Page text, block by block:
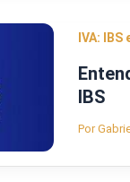
IVA: IBS
IBS
Por